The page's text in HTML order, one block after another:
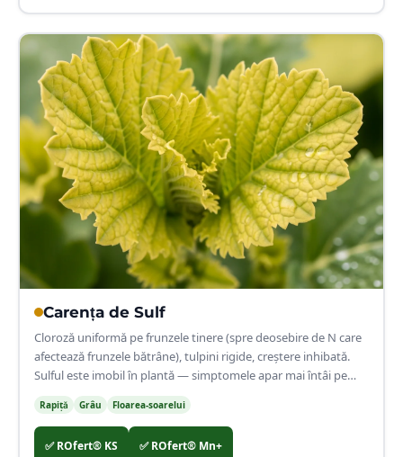
🌿
Carența de Sulf
Cloroză uniformă pe frunzele tinere (spre deosebire de N care
afectează frunzele bătrâne), tulpini rigide, creștere inhibată.
Sulful este imobil în plantă — simptomele apar mai întâi pe
Rapiță Grâu Floarea-soarelui
✅ROfert® KS ✅ROfert® Mn+